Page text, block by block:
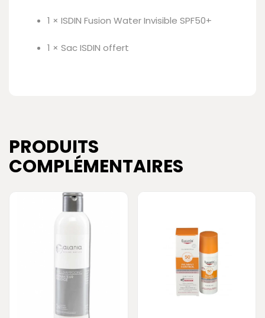
1 × ISDIN Fusion Water Invisible SPF50+
1 × Sac ISDIN offert
PRODUITS
COMPLÉMENTAIRES